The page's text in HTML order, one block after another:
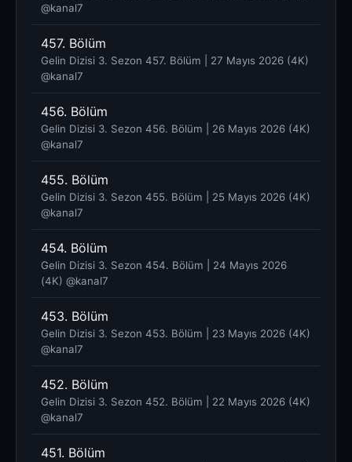
@kanal7 ​
457. Bölüm
Gelin Dizisi 3. Sezon 457. Bölüm | 27 Mayıs 2026 (4K)
@kanal7 ​
456. Bölüm
Gelin Dizisi 3. Sezon 456. Bölüm | 26 Mayıs 2026 (4K)
@kanal7 ​
455. Bölüm
Gelin Dizisi 3. Sezon 455. Bölüm | 25 Mayıs 2026 (4K)
@kanal7 ​
454. Bölüm
Gelin Dizisi 3. Sezon 454. Bölüm | 24 Mayıs 2026
(4K) @kanal7 ​
453. Bölüm
Gelin Dizisi 3. Sezon 453. Bölüm | 23 Mayıs 2026 (4K)
@kanal7 ​
452. Bölüm
Gelin Dizisi 3. Sezon 452. Bölüm | 22 Mayıs 2026 (4K)
@kanal7 ​
451. Bölüm